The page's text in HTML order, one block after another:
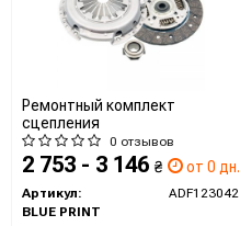
Ремонтный комплект
сцепления
0 отзывов
2 753 - 3 146 ₴ от 0 дн.
Артикул:
ADF123042
BLUE PRINT